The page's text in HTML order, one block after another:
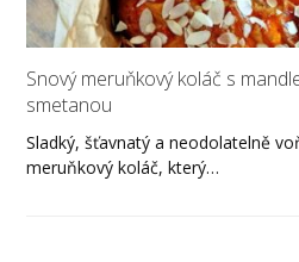
Snový meruňkový koláč s
smetanou
Sladký, šťavnatý a neodolatelně
meruňkový koláč, který…